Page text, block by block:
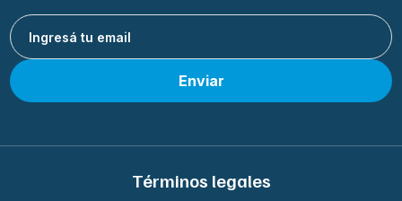
Enviar
Términos legales